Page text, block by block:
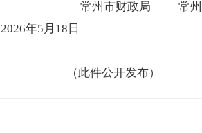
常州市财政局
2026年5 月 18 日
（此件公开发布）